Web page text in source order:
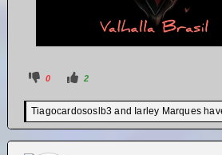
0 2
Tiagocardososlb3 and Iarley Marques